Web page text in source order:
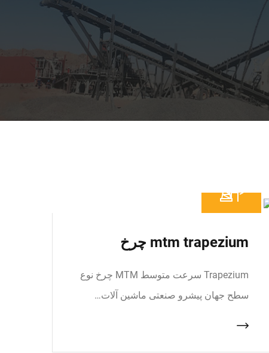
mtm trapezium چرخ
Trapezium سرعت متوسط MTM چرخ نوع
سطح جهان پیشرو صنعتی ماشین آلات…